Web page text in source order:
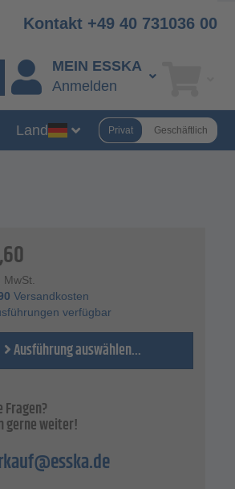
Kontakt +49 40 731036 00
MEIN ESSKA
Anmelden
Land Privat Geschäftlich
MwSt.
Versandkosten
verfügbar
Ausführung auswählen...
Fragen?
gerne weiter!